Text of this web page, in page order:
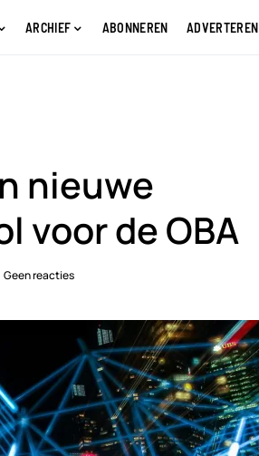
ARCHIEF ABONNEREN ADVERTEREN
nieuwe
voor de OBA
Geen reacties